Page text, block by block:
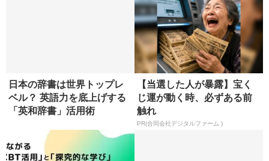
日本の辞書は世界トップレ
ベル？ 英語力を底上げする
「英和辞書」活用術
【当選した人が暴露】宝く
じ運が動く時、必ずある前
触れ
PR(合同会社デジタルファーム )